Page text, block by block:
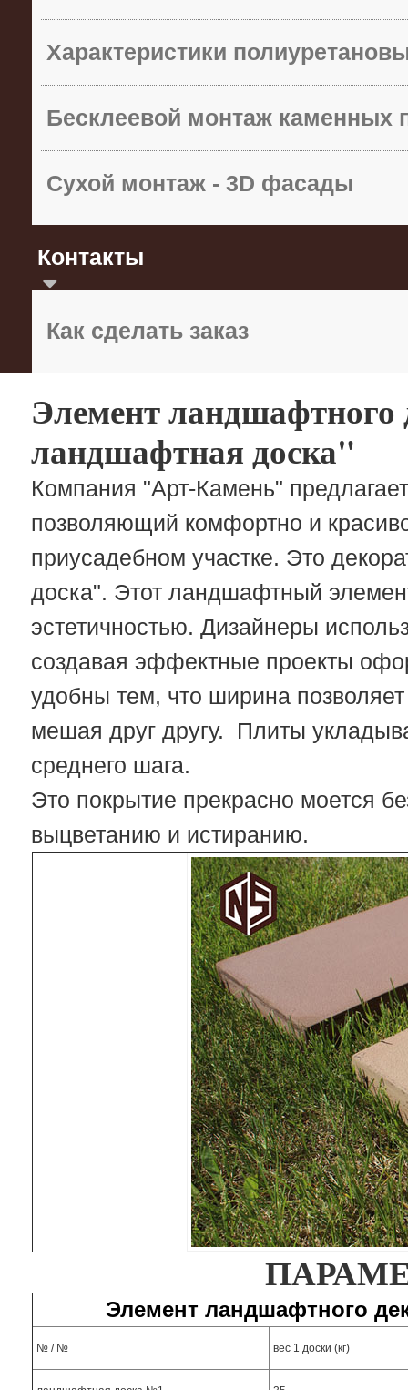
Характеристики
Бесклеевой монтаж каменных
Сухой монтаж - 3D фасады
Контакты
Как сделать заказ
Элемент
ландшафтная доска"
Компания "Арт-Камень"
позволяющий комфортно и
приусадебном участке. Это
доска". Этот ландшафтный
эстетичностью. Дизайнеры
создавая эффектные проекты
удобны тем, что ширина
мешая друг другу. Плиты
среднего шага.
Это покрытие прекрасно моется
выцветанию и истиранию.
Элемент ландшафтного
№ / № вес 1 доски (кг)